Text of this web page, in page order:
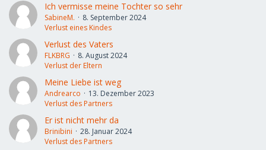
Ich vermisse meine Tochter so sehr
SabineM.
8. September 2024
Verlust eines Kindes
Verlust des Vaters
FLKBRG
8. August 2024
Verlust der Eltern
Meine Liebe ist weg
Andrearco
13. Dezember 2023
Verlust des Partners
Er ist nicht mehr da
Brinibini
28. Januar 2024
Verlust des Partners